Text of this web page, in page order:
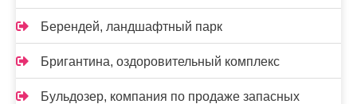
Берендей, ландшафтный парк
Бригантина, оздоровительный комплекс
Бульдозер, компания по продаже запасных